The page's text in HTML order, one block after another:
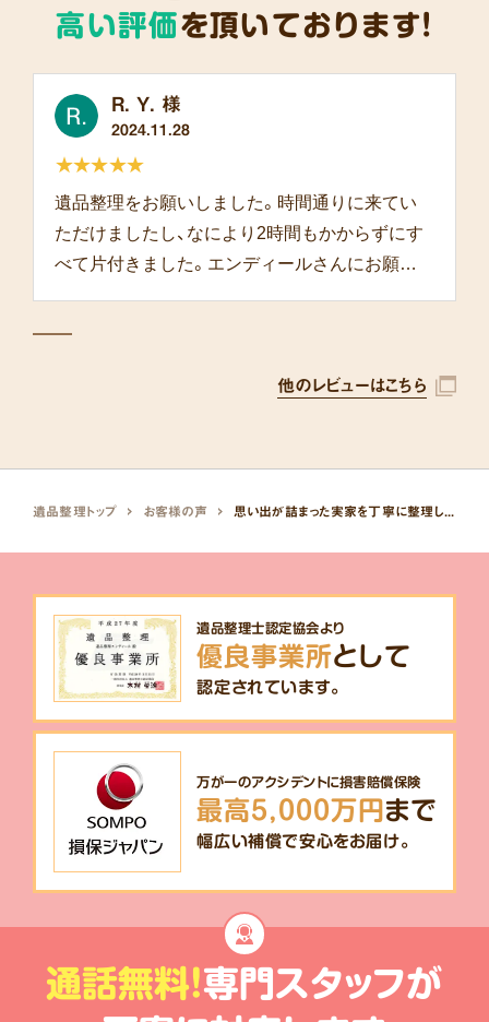
高い評価を頂いております!
R. Y. 様
2024.11.28
遺品整理をお願いしました。時間通りに来てい
ただけましたし、なにより2時間もかからずにす
べて片付きました。エンディールさんにお願い
★★★★★
他のレビューはこちら
遺品整理トップ お客様の声
遺品整理士認定協会より
優良事業所として
認定されています。
万が一のアクシデントに損害賠償保険
最高5,000万円まで
幅広い補償で安心をお届け。
通話無料!専門スタッフが